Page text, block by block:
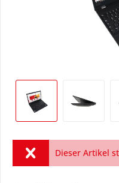
Dieser Artikel